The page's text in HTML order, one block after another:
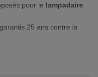
pour le lampadaire
25 ans contre la